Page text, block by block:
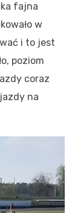
fajna
w
i to jest
poziom
coraz
na